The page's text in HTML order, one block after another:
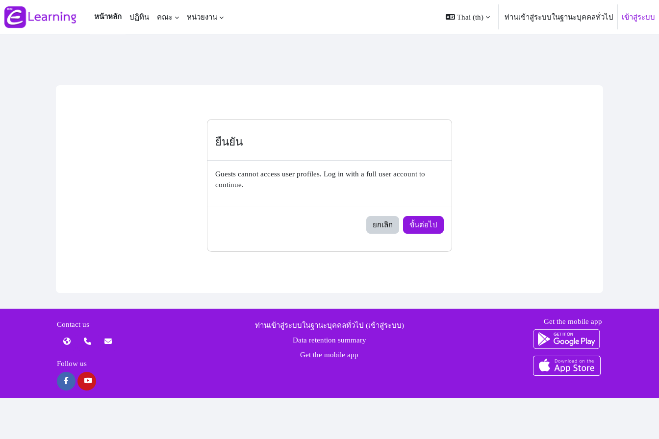
ข้ามไปที่เนื้อหาหลัก
หน้าหลัก
ปฏิทิน คณะ หน่วยงาน Thai ‎(th)‎ ท่านเข้าสู่ระบบในฐานะบุคคลทั่วไป เข้าสู่ระบบ
ยืนยัน
Guests cannot access user profiles. Log in with a full user account to
continue.
ยกเลิก ขั้นต่อไป
Contact us
Follow us
ท่านเข้าสู่ระบบในฐานะบุคคลทั่วไป (เข้าสู่ระบบ)
Data retention summary
Get the mobile app
Get the mobile app